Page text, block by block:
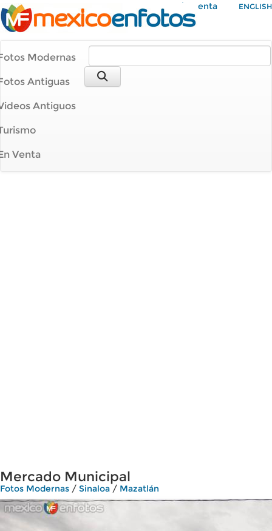
Mi Cuenta ENGLISH
Modernas
Antiguas
Antiguos
Venta
Mercado Municipal
Fotos Modernas / Sinaloa / Mazatlán